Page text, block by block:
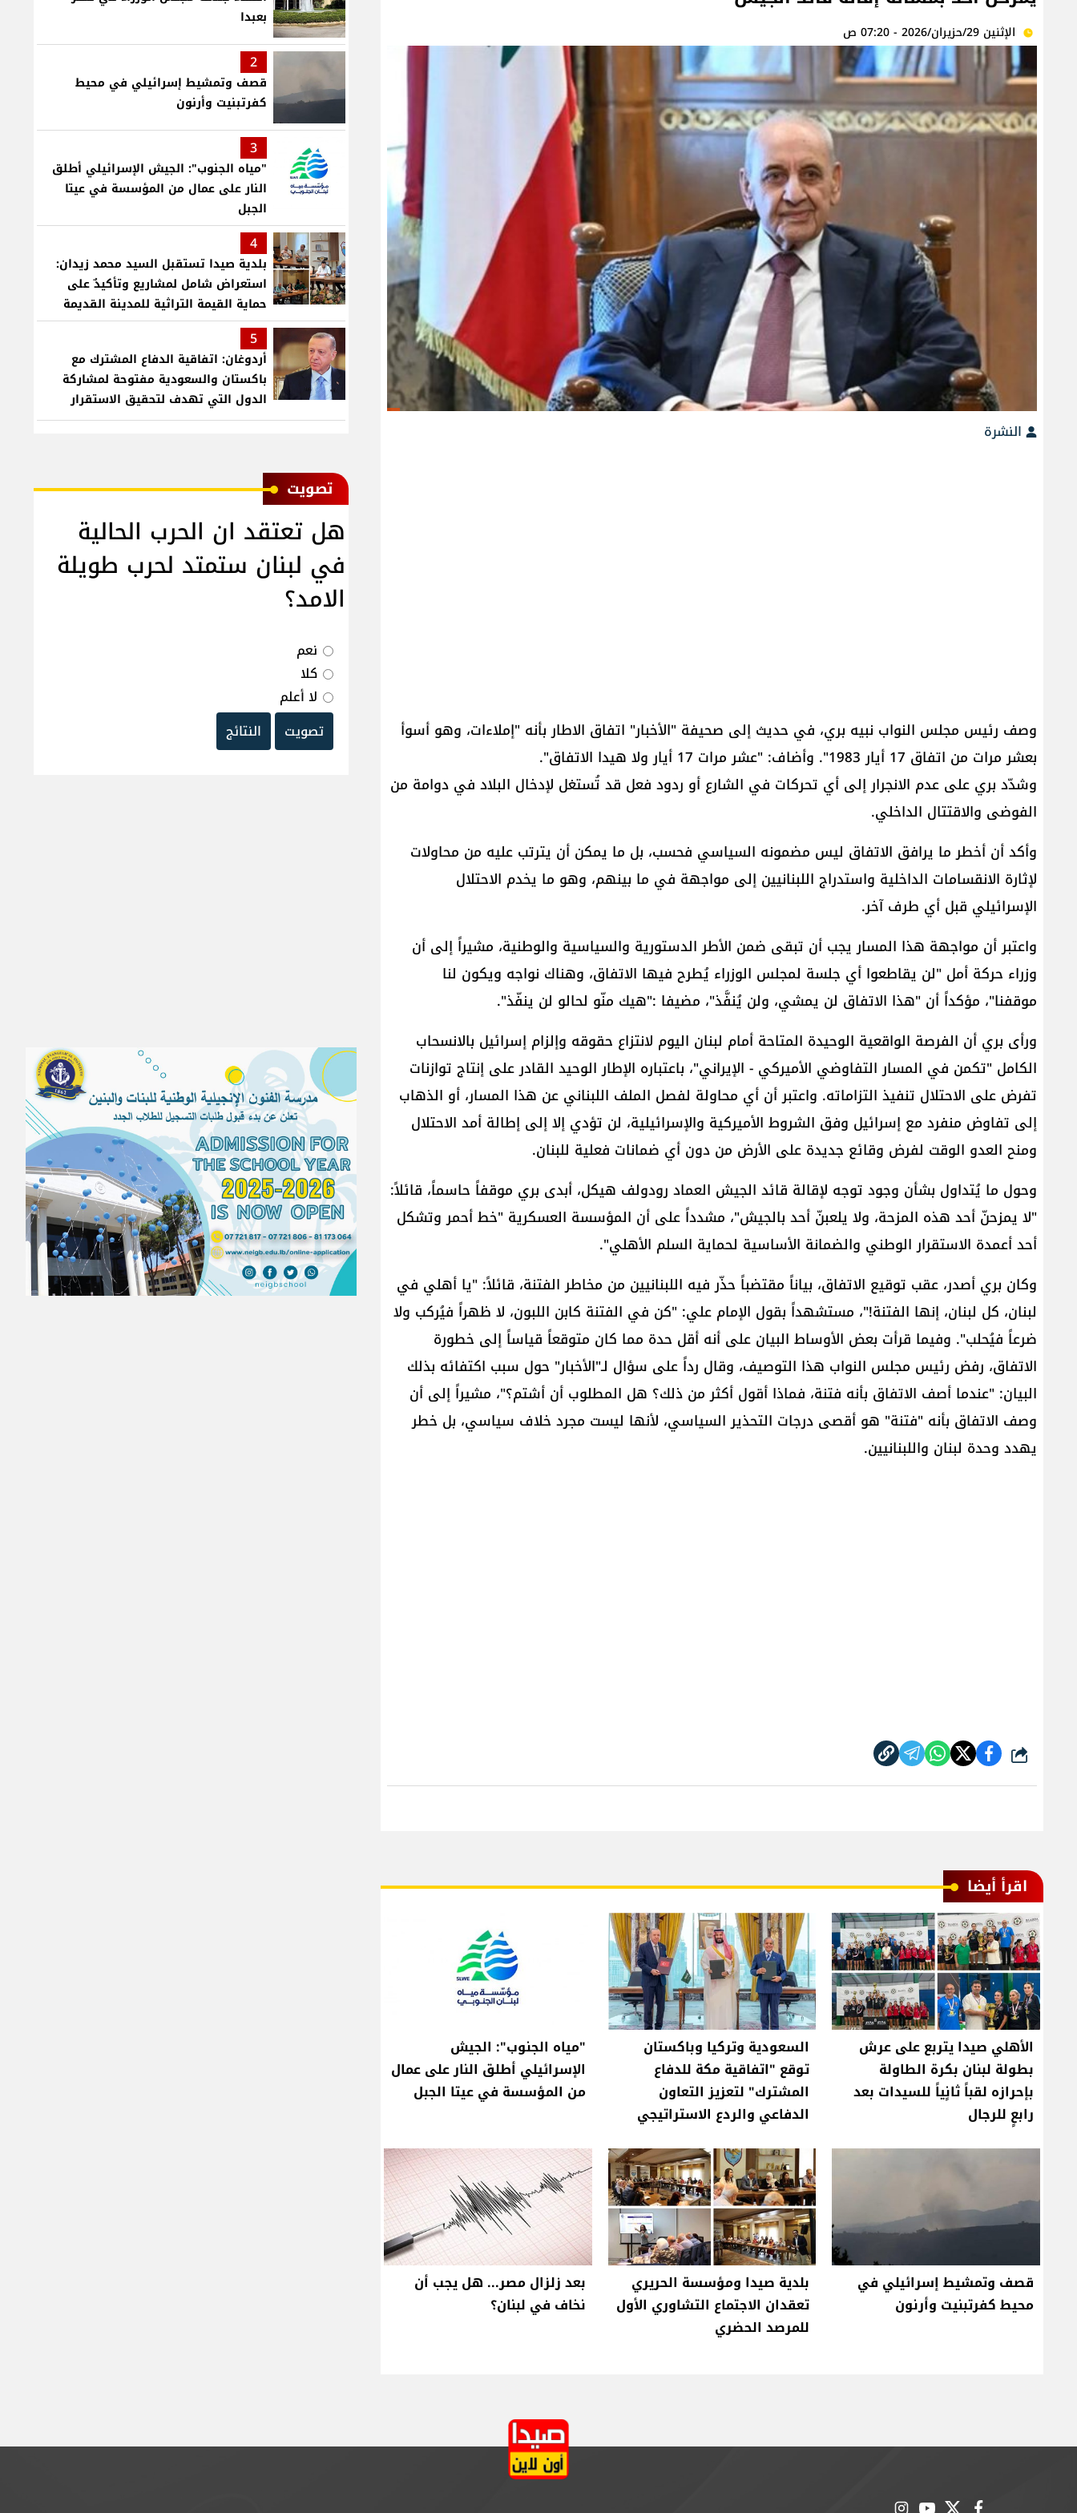
الإثنين 29/حزيران/2026 - 07:20 ص
النشرة
وصف رئيس مجلس النواب ​نبيه بري​، في حديث إلى صحيفة "الأخبار" اتفاق الاطار بأنه "إملاءات، وهو أسوأ
بعشر مرات من اتفاق 17 أيار 1983". وأضاف: "عشر مرات 17 أيار ولا هيدا الاتفاق".
وشدّد بري على عدم الانجرار إلى أي تحركات في الشارع أو ردود فعل قد تُستغل لإدخال البلاد في دوامة من
الفوضى والاقتتال الداخلي.
وأكد أن أخطر ما يرافق الاتفاق ليس مضمونه السياسي فحسب، بل ما يمكن أن يترتب عليه من محاولات
لإثارة الانقسامات الداخلية واستدراج ال​لبنان​يين إلى مواجهة في ما بينهم، وهو ما يخدم ​الاحتلال
الإسرائيلي​ قبل أي طرف آخر.
واعتبر أن مواجهة هذا المسار يجب أن تبقى ضمن الأطر الدستورية والسياسية والوطنية، مشيراً إلى أن
وزراء ​حركة أمل​ "لن يقاطعوا أي جلسة لمجلس الوزراء يُطرح فيها الاتفاق، وهناك نواجه ويكون لنا
موقفنا"، مؤكداً أن "هذا الاتفاق لن يمشي، ولن يُنفَّذ"، مضيفا :"هيك منّو لحالو لن ينفّذ".
ورأى بري أن الفرصة الواقعية الوحيدة المتاحة أمام لبنان اليوم لانتزاع حقوقه وإلزام إسرائيل بالانسحاب
الكامل "تكمن في ​المسار التفاوضي الأميركي​ - ​الإيراني​"، باعتباره الإطار الوحيد القادر على إنتاج توازنات
تفرض على الاحتلال تنفيذ التزاماته. واعتبر أن أي محاولة لفصل الملف اللبناني عن هذا المسار، أو الذهاب
إلى تفاوض منفرد مع إسرائيل وفق الشروط الأميركية والإسرائيلية، لن تؤدي إلا إلى إطالة أمد الاحتلال
ومنح العدو الوقت لفرض وقائع جديدة على الأرض من دون أي ضمانات فعلية للبنان.
وحول ما يُتداول بشأن وجود توجه لإقالة قائد الجيش ​العماد رودولف هيكل​، أبدى بري موقفاً حاسماً، قائلاً:
"لا يمزحنّ أحد هذه المزحة، ولا يلعبنّ أحد بالجيش"، مشدداً على أن المؤسسة العسكرية "خط أحمر وتشكل
أحد أعمدة الاستقرار الوطني والضمانة الأساسية لحماية السلم الأهلي".
وكان بري أصدر، عقب توقيع الاتفاق، بياناً مقتضباً حذّر فيه اللبنانيين من مخاطر ​الفتنة​، قائلاً: "يا أهلي في
لبنان، كل لبنان، إنها الفتنة!"، مستشهداً بقول الإمام علي: "كن في الفتنة كابن اللبون، لا ظهراً فيُركب ولا
ضرعاً فيُحلب". وفيما قرأت بعض الأوساط البيان على أنه أقل حدة مما كان متوقعاً قياساً إلى خطورة
الاتفاق، رفض رئيس مجلس النواب هذا التوصيف، وقال رداً على سؤال لـ"الأخبار" حول سبب اكتفائه بذلك
البيان: "عندما أصف الاتفاق بأنه فتنة، فماذا أقول أكثر من ذلك؟ هل المطلوب أن أشتم؟"، مشيراً إلى أن
وصف الاتفاق بأنه "فتنة" هو أقصى درجات التحذير السياسي، لأنها ليست مجرد خلاف سياسي، بل خطر
يهدد وحدة لبنان واللبنانيين.
شارك
اقرأ أيضا
الأهلي صيدا يتربع على عرش
بطولة لبنان بكرة الطاولة
بإحرازه لقباً ثانٍياً للسيدات بعد
رابعٍ للرجال
السعودية وتركيا وباكستان
توقع "اتفاقية مكة للدفاع
المشترك" لتعزيز التعاون
الدفاعي والردع الاستراتيجي
"مياه الجنوب": الجيش
الإسرائيلي أطلق النار على عمال
من المؤسسة في عيتا الجبل
قصف وتمشيط إسرائيلي في
محيط كفرتبنيت وأرنون
بلدية صيدا ومؤسسة الحريري
تعقدان الاجتماع التشاوري الأول
للمرصد الحضري
بعد زلزال مصر... هل يجب أن
نخاف في لبنان؟
بعبدا
2
قصف وتمشيط إسرائيلي في محيط
كفرتبنيت وأرنون
3
"مياه الجنوب": الجيش الإسرائيلي أطلق
النار على عمال من المؤسسة في عيتا
الجبل
4
بلدية صيدا تستقبل السيد محمد زيدان:
استعراض شامل لمشاريع وتأكيدٌ على
حماية القيمة التراثية للمدينة القديمة
5
أردوغان: اتفاقية الدفاع المشترك مع
باكستان والسعودية مفتوحة لمشاركة
الدول التي تهدف لتحقيق الاستقرار
بمنطقتنا
ﺗﺼﻮﻳﺖ
هل تعتقد ان الحرب الحالية
في لبنان ستمتد لحرب طويلة
الامد؟
نعم
كلا
لا أعلم
تصويت
النتائج